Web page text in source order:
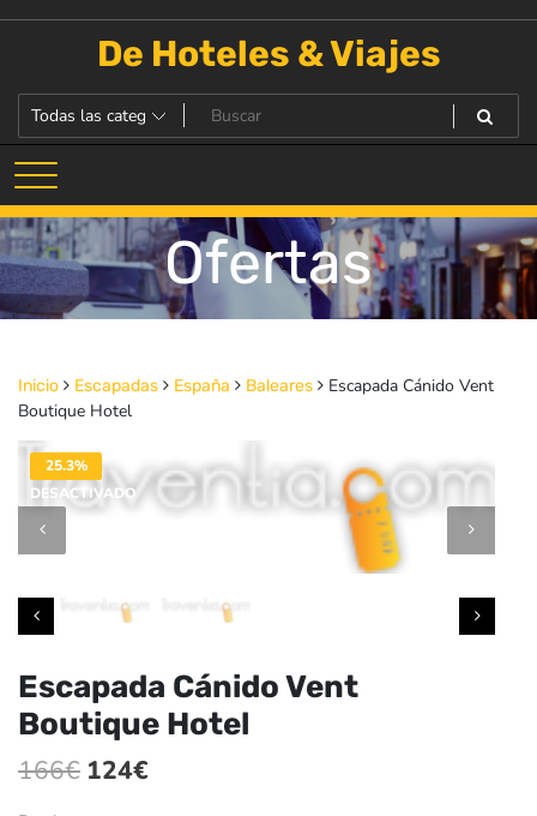
De Hoteles & Viajes
Ofertas
Inicio Escapadas España Baleares
Escapada Cánido Vent
Boutique Hotel
25.3%
DESACTIVADO
Escapada Cánido Vent
Boutique Hotel
166€ El
124€